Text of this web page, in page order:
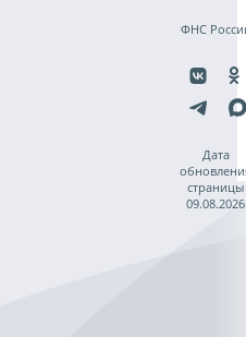
ФНС
Дата
страницы
09.08.2026